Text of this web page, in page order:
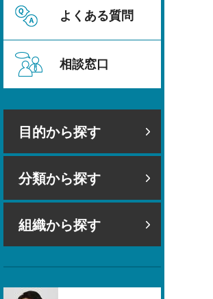
よくある質問
相談窓口
目的から探す
分類から探す
組織から探す